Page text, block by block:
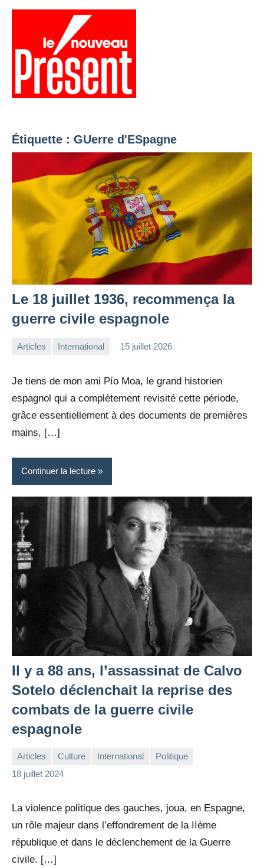
Aller
Étiquette : GUerre d'ESpagne
Le 18 juillet 1936, recommença la
guerre civile espagnole
Articles International 15 juillet 2026
Je tiens de mon ami Pío Moa, le grand historien
espagnol qui a complètement revisité cette période,
grâce essentiellement à des documents de premières
mains, […]
Continuer la lecture
Il y a 88 ans, l’assassinat de Calvo
Sotelo déclenchait la reprise des
combats de la guerre civile
espagnole
Articles Culture International
Politique
18 juillet 2024
la
1
La violence politique des gauches, joua, en Espagne,
un rôle majeur dans l’effondrement de la IIème
république et dans le déclenchement de la Guerre
civile. […]